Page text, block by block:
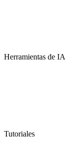
Herramientas de IA
Tutoriales